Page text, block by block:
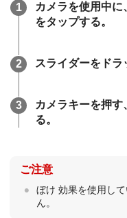
カメラを使用中に
をタップする。
スライダーをドラ
カメラキーを押
る。
ご注意
ぼけ 効果を使用し
ん。